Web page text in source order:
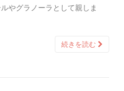
やグラノーラとして親しま
続きを読む